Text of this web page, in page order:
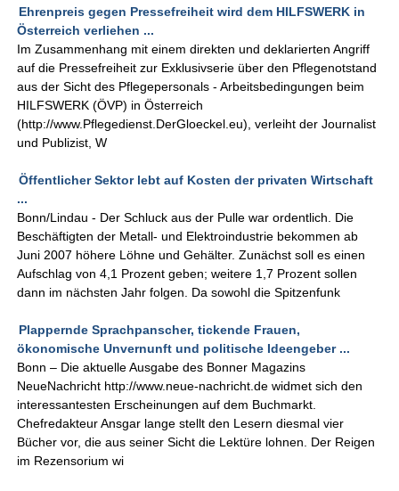
Ehrenpreis gegen Pressefreiheit wird dem HILFSWERK in
Österreich verliehen ...
Im Zusammenhang mit einem direkten und deklarierten Angriff
auf die Pressefreiheit zur Exklusivserie über den Pflegenotstand
aus der Sicht des Pflegepersonals - Arbeitsbedingungen beim
HILFSWERK (ÖVP) in Österreich
(http://www.Pflegedienst.DerGloeckel.eu), verleiht der Journalist
und Publizist, W
Öffentlicher Sektor lebt auf Kosten der privaten Wirtschaft
...
Bonn/Lindau - Der Schluck aus der Pulle war ordentlich. Die
Beschäftigten der Metall- und Elektroindustrie bekommen ab
Juni 2007 höhere Löhne und Gehälter. Zunächst soll es einen
Aufschlag von 4,1 Prozent geben; weitere 1,7 Prozent sollen
dann im nächsten Jahr folgen. Da sowohl die Spitzenfunk
Plappernde Sprachpanscher, tickende Frauen,
ökonomische Unvernunft und politische Ideengeber ...
Bonn – Die aktuelle Ausgabe des Bonner Magazins
NeueNachricht http://www.neue-nachricht.de widmet sich den
interessantesten Erscheinungen auf dem Buchmarkt.
Chefredakteur Ansgar lange stellt den Lesern diesmal vier
Bücher vor, die aus seiner Sicht die Lektüre lohnen. Der Reigen
im Rezensorium wi